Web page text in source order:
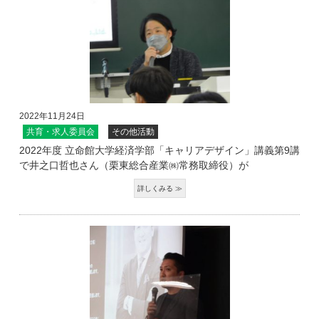
2022年11月24日
共育・求人委員会
その他活動
2022年度 立命館大学経済学部「キャリアデザイン」講義第9講
で井之口哲也さん（栗東総合産業㈱常務取締役）が